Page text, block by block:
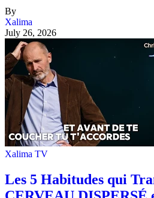
By
Xalima
July 26, 2026
Xalima TV
Les 5 Habitudes qui